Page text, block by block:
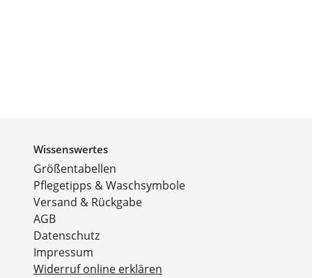
Wissenswertes
Größentabellen
Pflegetipps & Waschsymbole
Versand & Rückgabe
AGB
Datenschutz
Impressum
Widerruf online erklären